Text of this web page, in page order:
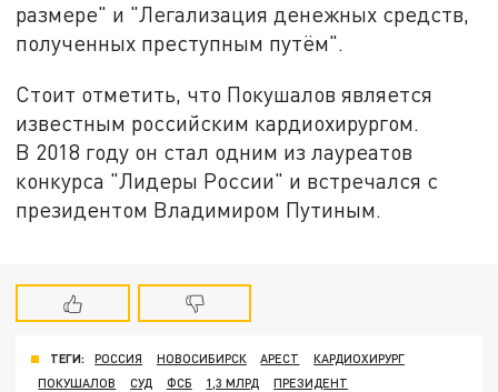
размере" и "Легализация денежных средств,
полученных преступным путём".
Стоит отметить, что Покушалов является
известным российским кардиохирургом.
В 2018 году он стал одним из лауреатов
конкурса "Лидеры России" и встречался с
президентом Владимиром Путиным.
ТЕГИ: РОССИЯ НОВОСИБИРСК АРЕСТ
КАРДИОХИРУРГ
ПОКУШАЛОВ
СУД ФСБ 1,3 МЛРД
ПРЕЗИДЕНТ